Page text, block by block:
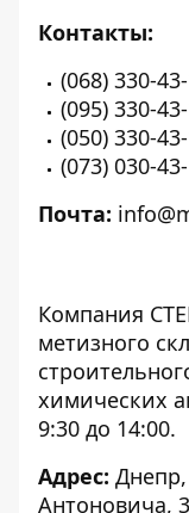
Контакты:
(068) 330-
(095) 330-
(050) 330-
(073) 030-
Почта:
Компания
метизного
химических
9:30 до 14:00.
Адрес:
Антоновича,